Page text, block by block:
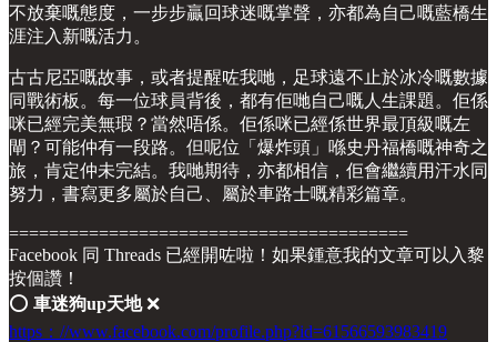
不放棄嘅態度，一步步贏回球迷嘅掌聲，亦都為自己嘅藍橋生
涯注入新嘅活力。
古古尼亞嘅故事，或者提醒咗我哋，足球遠不止於冰冷嘅數據
同戰術板。每一位球員背後，都有佢哋自己嘅人生課題。佢係
咪已經完美無瑕？當然唔係。佢係咪已經係世界最頂級嘅左
閘？可能仲有一段路。但呢位「爆炸頭」喺史丹福橋嘅神奇之
旅，肯定仲未完結。我哋期待，亦都相信，佢會繼續用汗水同
努力，書寫更多屬於自己、屬於車路士嘅精彩篇章。
========================================
Facebook 同 Threads 已經開咗啦！如果鍾意我的文章可以入黎
按個讚！
⭕️ 車迷狗up天地❌
https：//www.facebook.com/profile.php?id=61566593983419